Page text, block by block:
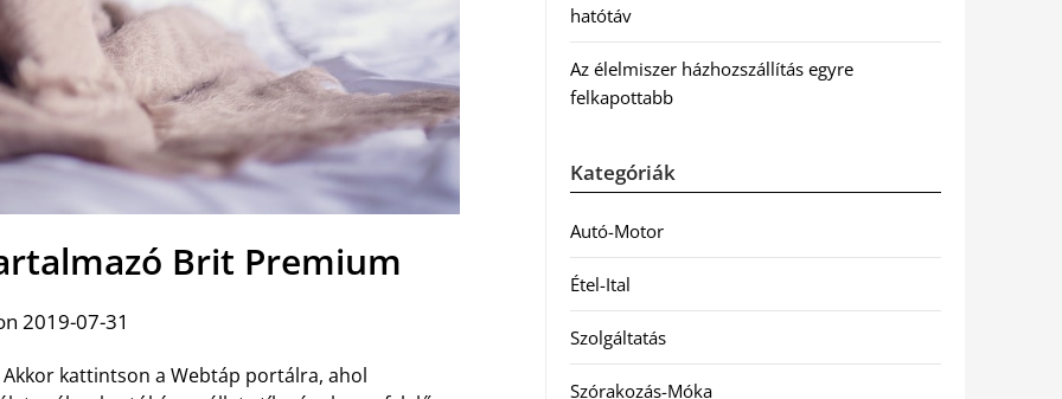
Brit Premium
2019-07-31
kattintson a Webtáp portálra, ahol
hatótáv
Az élelmiszer házhozszállítás egyre
felkapottabb
Kategóriák
Autó-Motor
Étel-Ital
Szolgáltatás
Szórakozás-Móka